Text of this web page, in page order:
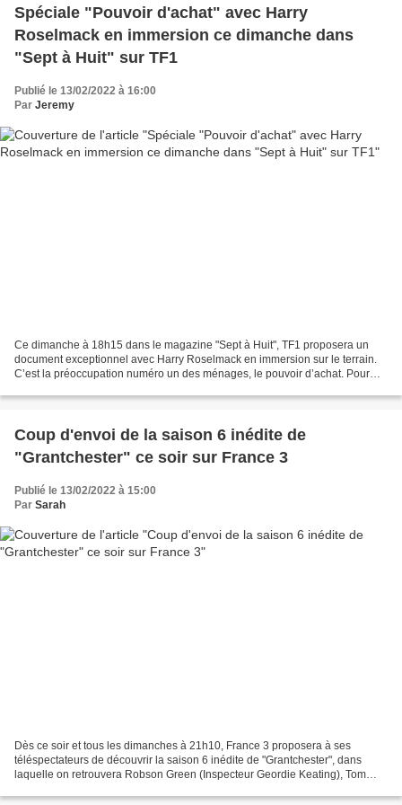
Spéciale "Pouvoir d'achat" avec Harry
Roselmack en immersion ce dimanche dans
"Sept à Huit" sur TF1
Publié le 13/02/2022 à 16:00
Par Jeremy
Ce dimanche à 18h15 dans le magazine "Sept à Huit", TF1 proposera un
document exceptionnel avec Harry Roselmack en immersion sur le terrain.
C’est la préoccupation numéro un des ménages, le pouvoir d’achat. Pour
Coup d'envoi de la saison 6 inédite de
"Grantchester" ce soir sur France 3
Publié le 13/02/2022 à 15:00
Par Sarah
Dès ce soir et tous les dimanches à 21h10, France 3 proposera à ses
téléspectateurs de découvrir la saison 6 inédite de "Grantchester", dans
laquelle on retrouvera Robson Green (Inspecteur Geordie Keating), Tom